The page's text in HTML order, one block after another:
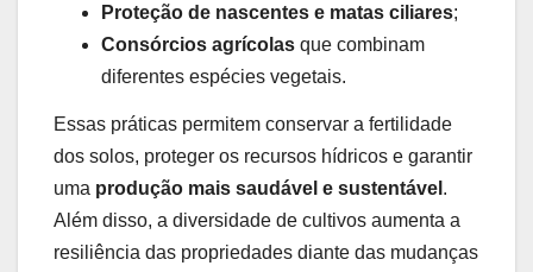
Proteção de nascentes e matas ciliares;
Consórcios agrícolas que combinam
diferentes espécies vegetais.
Essas práticas permitem conservar a fertilidade
dos solos, proteger os recursos hídricos e garantir
uma produção mais saudável e sustentável .
Além disso, a diversidade de cultivos aumenta a
resiliência das propriedades diante das mudanças